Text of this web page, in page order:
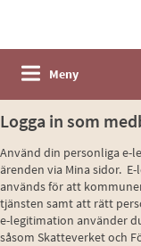
Meny
Logga in som
Använd din personliga e-
ärenden via Mina sidor.
används för att
tjänsten samt att rätt
e-legitimation använder
såsom Skatteverket och